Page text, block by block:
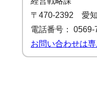
〒470-2392 愛
電話番号： 0569-
お問い合わせは